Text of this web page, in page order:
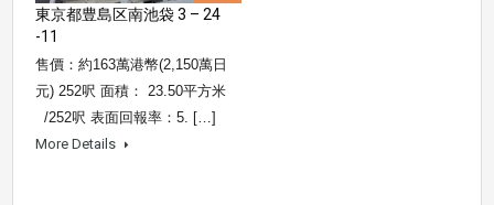
東京都豊島区南池袋 3 – 24
-11
售價：約163萬港幣(2,150萬日
元) 252呎 面積： 23.50平方米
/252呎 表面回報率：5. […]
More Details